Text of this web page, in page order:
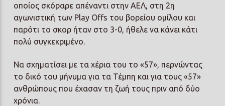
οποίος σκόραρε απέναντι στην ΑΕΛ, στη 2η
αγωνιστική των Play Offs του βορείου ομίλου και
παρότι το σκορ ήταν στο 3-0, ήθελε να κάνει κάτι
πολύ συγκεκριμένο.
Να σχηματίσει με τα χέρια του το «57», περνώντας
το δικό του μήνυμα για τα Τέμπη και για τους «57»
ανθρώπους που έχασαν τη ζωή τους πριν από δύο
χρόνια.